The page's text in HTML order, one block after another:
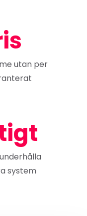
utan per
system